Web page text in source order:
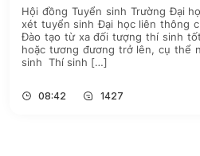
Hội đồng Tuyển sinh Trường Đại
xét tuyển sinh Đại học liên thông
Đào tạo từ xa đối tượng thí sinh
hoặc tương đương trở lên, cụ thể
sinh Thí sinh […]
08:42 1427